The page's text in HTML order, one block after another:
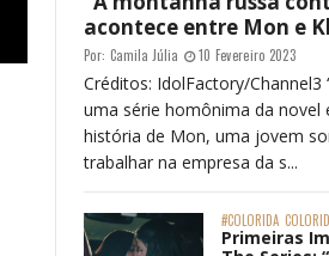
acontece entre Mon e
Por: Camila Júlia 10 Fevereiro 2023
Créditos: IdolFactory/Channel3
uma série homônima da novel
história de Mon, uma jovem
trabalhar na empresa da s...
#COLORIDA
Primeiras